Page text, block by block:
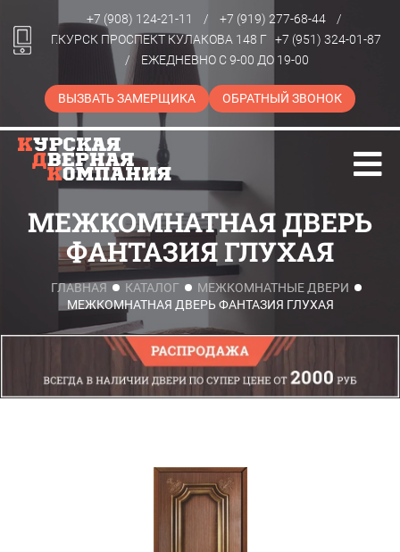
+7 (908) 124-21-11 / +7 (919) 277-68-44
/
Г.КУРСК ПРОСПЕКТ КУЛАКОВА 148 Г +7 (951) 324-01-87
/
ЕЖЕДНЕВНО С 9-00 ДО 19-00
ВЫЗВАТЬ ЗАМЕРЩИКА ОБРАТНЫЙ ЗВОНОК
МЕЖКОМНАТНАЯ ДВЕРЬ
ФАНТАЗИЯ ГЛУХАЯ
ГЛАВНАЯ КАТАЛОГ
МЕЖКОМНАТНЫЕ ДВЕРИ
МЕЖКОМНАТНАЯ ДВЕРЬ ФАНТАЗИЯ ГЛУХАЯ